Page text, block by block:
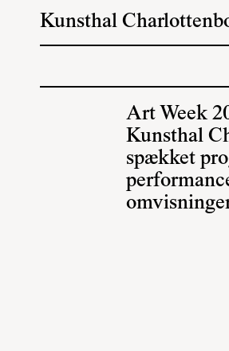
Kunsthal
Art Week
Kunsthal
spækket